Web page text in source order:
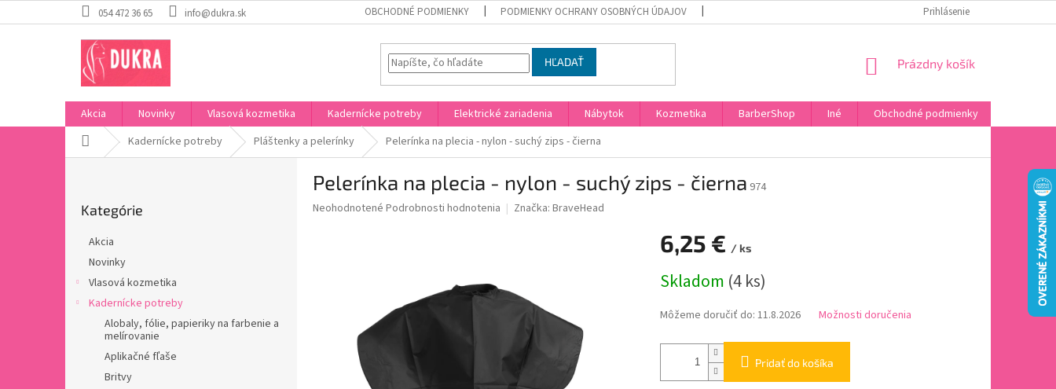
na
054 472 36 65 info@dukra.sk OBCHODNÉ PODMIENKY PODMIENKY OCHRANY OSOBNÝCH ÚDAJOV HODNOTENIE OBCHODUPrihlásenie
HĽADAŤ
NÁKUPNÝ
Prázdny košík
Akcia Novinky Vlasová kozmetika Kadernícke potreby Elektrické zariadenia Nábytok Kozmetika BarberShop Iné Obchodné podmienky
DomovKadernícke potreby Pláštenky a pelerínky Pelerínka na plecia - nylon - suchý zips - čierna
kategórie
Kategórie
Akcia
Novinky
Vlasová kozmetika
Kadernícke potreby
Alobaly, fólie, papieriky na farbenie a
melírovanie
Aplikačné fľaše
Britvy
Pelerínka na plecia - nylon - suchý zips - čierna 974
Priemerné
Neohodnotené Podrobnosti hodnotenia Značka: BraveHead
6,25 € / ks
cena:
Skladom (4 ks)
Môžeme doručiť do: 11.8.2026 Možnosti doručenia
Pridať do košíka